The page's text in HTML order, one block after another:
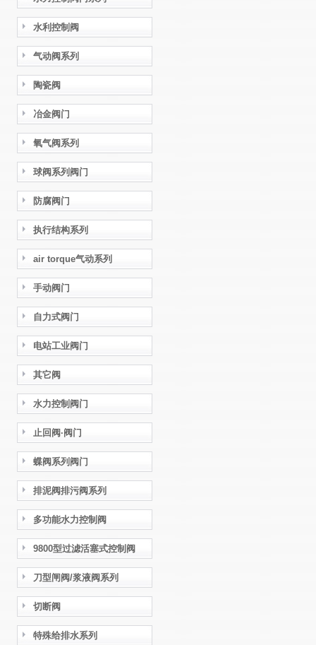
水利控制阀
气动阀系列
陶瓷阀
冶金阀门
氧气阀系列
球阀系列阀门
防腐阀门
执行结构系列
air torque气动系列
手动阀门
自力式阀门
电站工业阀门
其它阀
水力控制阀门
止回阀·阀门
蝶阀系列阀门
排泥阀排污阀系列
多功能水力控制阀
9800型过滤活塞式控制阀
刀型闸阀/浆液阀系列
切断阀
特殊给排水系列